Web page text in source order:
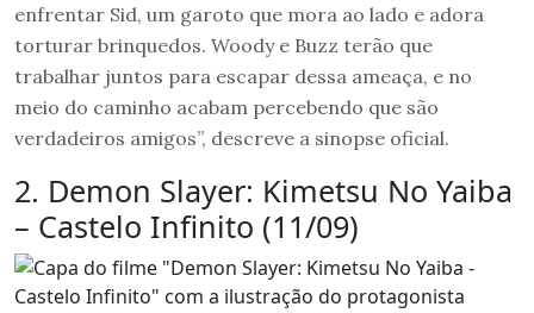
enfrentar Sid, um garoto que mora ao lado e adora
torturar brinquedos. Woody e Buzz terão que
trabalhar juntos para escapar dessa ameaça, e no
meio do caminho acabam percebendo que são
verdadeiros amigos”, descreve a sinopse oficial.
2. Demon Slayer: Kimetsu No Yaiba
– Castelo Infinito (11/09)